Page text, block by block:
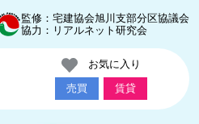
監修：宅建協会旭川支部分区協議会
協力：リアルネット研究会
お気に入り
売買
賃貸